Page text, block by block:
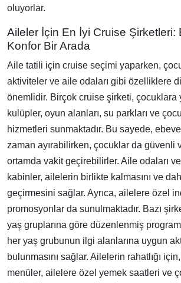
oluyorlar.
Aileler İçin En İyi Cruise Şirketleri:
Konfor Bir Arada
Aile tatili için cruise seçimi yaparken,
aktiviteler ve aile odaları gibi özelliklere
önemlidir. Birçok cruise şirketi, çocuklara
kulüpler, oyun alanları, su parkları ve
hizmetleri sunmaktadır. Bu sayede,
zaman ayırabilirken, çocuklar da güvenli
ortamda vakit geçirebilirler. Aile odaları
kabinler, ailelerin birlikte kalmasını ve
geçirmesini sağlar. Ayrıca, ailelere özel
promosyonlar da sunulmaktadır. Bazı
yaş gruplarına göre düzenlenmiş
her yaş grubunun ilgi alanlarına uygun
bulunmasını sağlar. Ailelerin rahatlığı
menüler, ailelere özel yemek saatleri ve